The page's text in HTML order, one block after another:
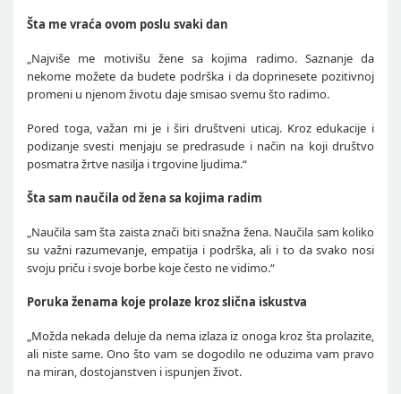
Šta me vraća ovom poslu svaki dan
„Najviše me motivišu žene sa kojima radimo. Saznanje da
nekome možete da budete podrška i da doprinesete pozitivnoj
promeni u njenom životu daje smisao svemu što radimo.
Pored toga, važan mi je i širi društveni uticaj. Kroz edukacije i
podizanje svesti menjaju se predrasude i način na koji društvo
posmatra žrtve nasilja i trgovine ljudima.“
Šta sam naučila od žena sa kojima radim
„Naučila sam šta zaista znači biti snažna žena. Naučila sam koliko
su važni razumevanje, empatija i podrška, ali i to da svako nosi
svoju priču i svoje borbe koje često ne vidimo.“
Poruka ženama koje prolaze kroz slična iskustva
„Možda nekada deluje da nema izlaza iz onoga kroz šta prolazite,
ali niste same. Ono što vam se dogodilo ne oduzima vam pravo
na miran, dostojanstven i ispunjen život.